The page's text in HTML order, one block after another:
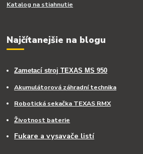
Katalog na stiahnutie
Najčítanejšie na blogu
Zametací stroj TEXAS MS 950
Akumulátorová záhradní technika
Robotická sekačka TEXAS RMX
Životnost baterie
Fukare a vysavače listí